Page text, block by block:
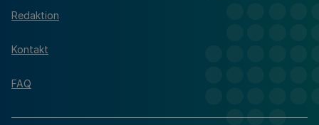
Redaktion
Kontakt
FAQ